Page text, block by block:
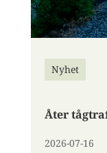
Nyhet
​Åter
2026-07-16